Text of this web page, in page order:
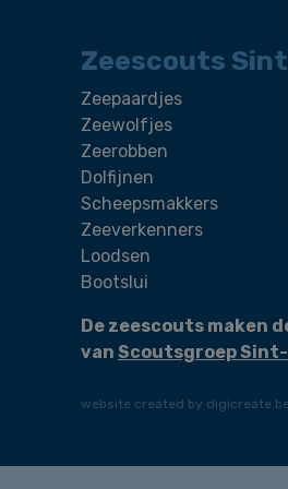
Zeescouts
Zeepaardjes
Zeewolfjes
Zeerobben
Dolfijnen
Scheepsmakkers
Zeeverkenners
Loodsen
Bootslui
De zeescouts maken
van Scoutsgroep
website created by digicreate.be